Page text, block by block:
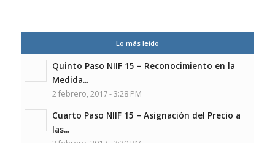
Lo más leído
Quinto Paso NIIF 15 – Reconocimiento en la
Medida...
2 febrero, 2017 - 3:28 PM
Cuarto Paso NIIF 15 – Asignación del Precio a
las...